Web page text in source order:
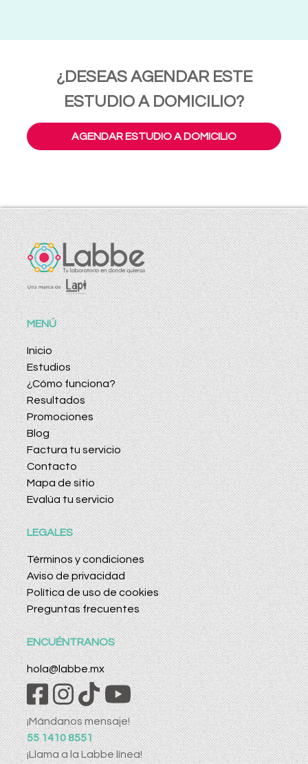
¿DESEAS AGENDAR ESTE
ESTUDIO A DOMICILIO?
AGENDAR ESTUDIO A DOMICILIO
MENÚ
Inicio
Estudios
¿Cómo funciona?
Resultados
Promociones
Blog
Factura tu servicio
Contacto
Mapa de sitio
Evalúa tu servicio
LEGALES
Términos y condiciones
Aviso de privacidad
Política de uso de cookies
Preguntas frecuentes
ENCUÉNTRANOS
hola@labbe.mx
¡Mándanos mensaje!
55 1410 8551
¡Llama a la Labbe línea!